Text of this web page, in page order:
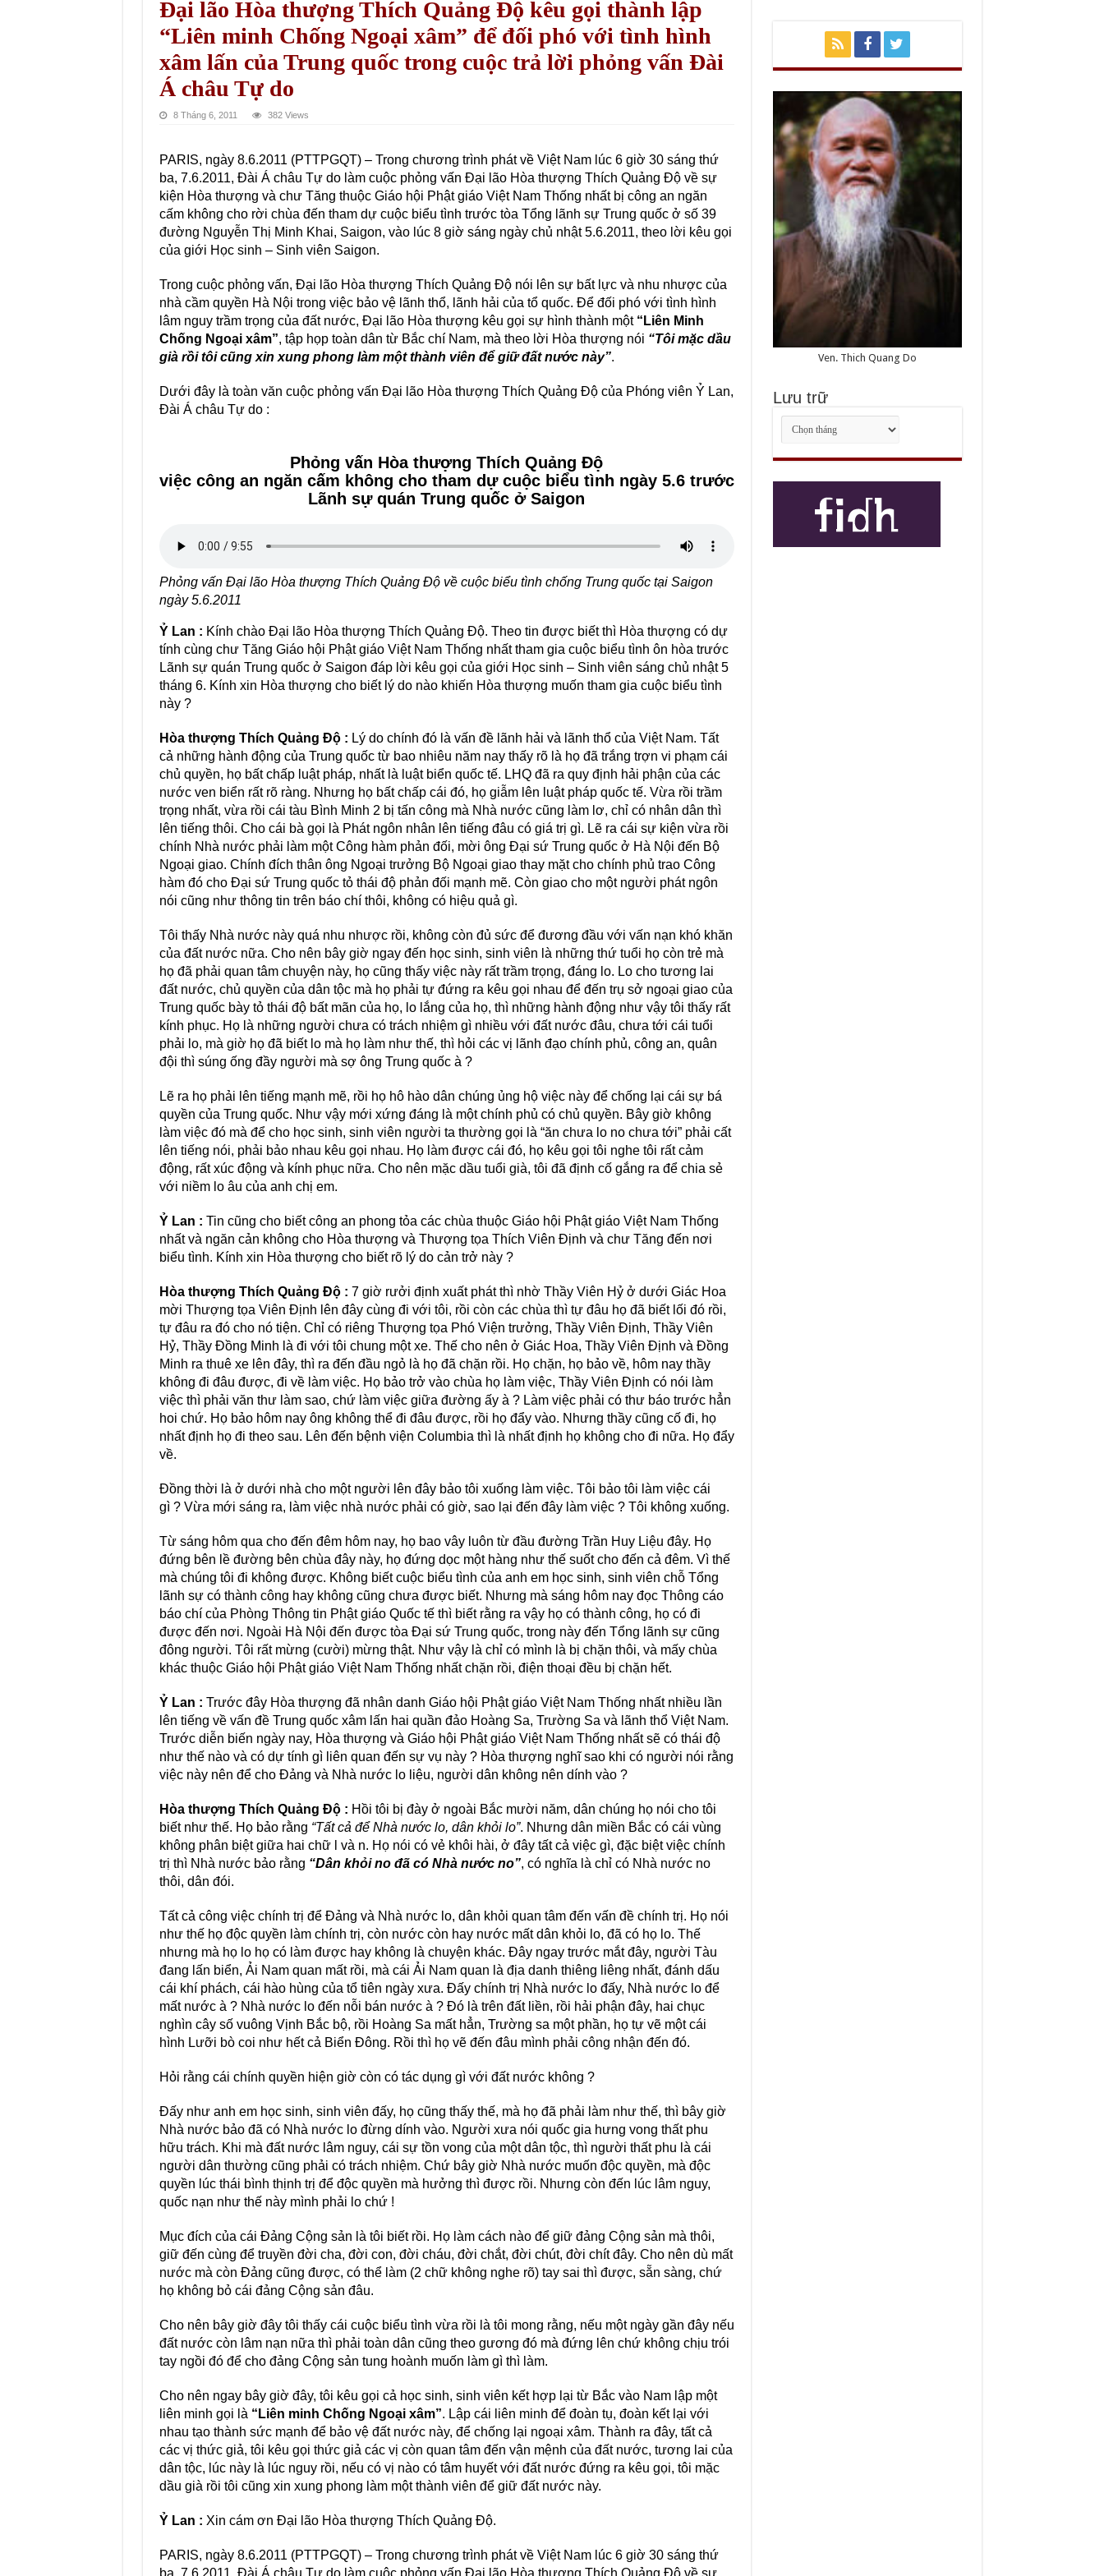
Đại lão Hòa thượng Thích Quảng Độ kêu gọi thành lập
“Liên minh Chống Ngoại xâm” để đối phó với tình hình
xâm lấn của Trung quốc trong cuộc trả lời phỏng vấn Đài
Á châu Tự do
8 Tháng 6, 2011 382 Views
PARIS, ngày 8.6.2011 (PTTPGQT) – Trong chương trình phát về Việt Nam lúc 6 giờ 30 sáng thứ
ba, 7.6.2011, Đài Á châu Tự do làm cuộc phỏng vấn Đại lão Hòa thượng Thích Quảng Độ về sự
kiện Hòa thượng và chư Tăng thuộc Giáo hội Phật giáo Việt Nam Thống nhất bị công an ngăn
cấm không cho rời chùa đến tham dự cuộc biểu tình trước tòa Tổng lãnh sự Trung quốc ở số 39
đường Nguyễn Thị Minh Khai, Saigon, vào lúc 8 giờ sáng ngày chủ nhật 5.6.2011, theo lời kêu gọi
của giới Học sinh – Sinh viên Saigon.
Trong cuộc phỏng vấn, Đại lão Hòa thượng Thích Quảng Độ nói lên sự bất lực và nhu nhược của
nhà cầm quyền Hà Nội trong việc bảo vệ lãnh thổ, lãnh hải của tổ quốc. Để đối phó với tình hình
lâm nguy trầm trọng của đất nước, Đại lão Hòa thượng kêu gọi sự hình thành một “Liên Minh
Chống Ngoại xâm”, tập họp toàn dân từ Bắc chí Nam, mà theo lời Hòa thượng nói “Tôi mặc dầu
già rồi tôi cũng xin xung phong làm một thành viên để giữ đất nước này”.
Dưới đây là toàn văn cuộc phỏng vấn Đại lão Hòa thượng Thích Quảng Độ của Phóng viên Ỷ Lan,
Đài Á châu Tự do :
Phỏng vấn Hòa thượng Thích Quảng Độ
việc công an ngăn cấm không cho tham dự cuộc biểu tình ngày 5.6 trước
Lãnh sự quán Trung quốc ở Saigon
Phỏng vấn Đại lão Hòa thượng Thích Quảng Độ về cuộc biểu tình chống Trung quốc tại Saigon
ngày 5.6.2011
Ỷ Lan : Kính chào Đại lão Hòa thượng Thích Quảng Độ. Theo tin được biết thì Hòa thượng có dự
tính cùng chư Tăng Giáo hội Phật giáo Việt Nam Thống nhất tham gia cuộc biểu tình ôn hòa trước
Lãnh sự quán Trung quốc ở Saigon đáp lời kêu gọi của giới Học sinh – Sinh viên sáng chủ nhật 5
tháng 6. Kính xin Hòa thượng cho biết lý do nào khiến Hòa thượng muốn tham gia cuộc biểu tình
này ?
Hòa thượng Thích Quảng Độ : Lý do chính đó là vấn đề lãnh hải và lãnh thổ của Việt Nam. Tất
cả những hành động của Trung quốc từ bao nhiêu năm nay thấy rõ là họ đã trắng trợn vi phạm cái
chủ quyền, họ bất chấp luật pháp, nhất là luật biển quốc tế. LHQ đã ra quy định hải phận của các
nước ven biển rất rõ ràng. Nhưng họ bất chấp cái đó, họ giẫm lên luật pháp quốc tế. Vừa rồi trầm
trọng nhất, vừa rồi cái tàu Bình Minh 2 bị tấn công mà Nhà nước cũng làm lơ, chỉ có nhân dân thì
lên tiếng thôi. Cho cái bà gọi là Phát ngôn nhân lên tiếng đâu có giá trị gì. Lẽ ra cái sự kiện vừa rồi
chính Nhà nước phải làm một Công hàm phản đối, mời ông Đại sứ Trung quốc ở Hà Nội đến Bộ
Ngoại giao. Chính đích thân ông Ngoại trưởng Bộ Ngoại giao thay mặt cho chính phủ trao Công
hàm đó cho Đại sứ Trung quốc tỏ thái độ phản đối mạnh mẽ. Còn giao cho một người phát ngôn
nói cũng như thông tin trên báo chí thôi, không có hiệu quả gì.
Tôi thấy Nhà nước này quá nhu nhược rồi, không còn đủ sức để đương đầu với vấn nạn khó khăn
của đất nước nữa. Cho nên bây giờ ngay đến học sinh, sinh viên là những thứ tuổi họ còn trẻ mà
họ đã phải quan tâm chuyện này, họ cũng thấy việc này rất trầm trọng, đáng lo. Lo cho tương lai
đất nước, chủ quyền của dân tộc mà họ phải tự đứng ra kêu gọi nhau để đến trụ sở ngoại giao của
Trung quốc bày tỏ thái độ bất mãn của họ, lo lắng của họ, thì những hành động như vậy tôi thấy rất
kính phục. Họ là những người chưa có trách nhiệm gì nhiều với đất nước đâu, chưa tới cái tuổi
phải lo, mà giờ họ đã biết lo mà họ làm như thế, thì hỏi các vị lãnh đạo chính phủ, công an, quân
đội thì súng ống đầy người mà sợ ông Trung quốc à ?
Lẽ ra họ phải lên tiếng mạnh mẽ, rồi họ hô hào dân chúng ủng hộ việc này để chống lại cái sự bá
quyền của Trung quốc. Như vậy mới xứng đáng là một chính phủ có chủ quyền. Bây giờ không
làm việc đó mà để cho học sinh, sinh viên người ta thường gọi là “ăn chưa lo no chưa tới” phải cất
lên tiếng nói, phải bảo nhau kêu gọi nhau. Họ làm được cái đó, họ kêu gọi tôi nghe tôi rất cảm
động, rất xúc động và kính phục nữa. Cho nên mặc dầu tuổi già, tôi đã định cố gắng ra để chia sẻ
với niềm lo âu của anh chị em.
Ỷ Lan : Tin cũng cho biết công an phong tỏa các chùa thuộc Giáo hội Phật giáo Việt Nam Thống
nhất và ngăn cản không cho Hòa thượng và Thượng tọa Thích Viên Định và chư Tăng đến nơi
biểu tình. Kính xin Hòa thượng cho biết rõ lý do cản trở này ?
Hòa thượng Thích Quảng Độ : 7 giờ rưởi định xuất phát thì nhờ Thầy Viên Hỷ ở dưới Giác Hoa
mời Thượng tọa Viên Định lên đây cùng đi với tôi, rồi còn các chùa thì tự đâu họ đã biết lối đó rồi,
tự đâu ra đó cho nó tiện. Chỉ có riêng Thượng tọa Phó Viện trưởng, Thầy Viên Định, Thầy Viên
Hỷ, Thầy Đồng Minh là đi với tôi chung một xe. Thế cho nên ở Giác Hoa, Thầy Viên Định và Đồng
Minh ra thuê xe lên đây, thì ra đến đầu ngỏ là họ đã chặn rồi. Họ chặn, họ bảo về, hôm nay thầy
không đi đâu được, đi về làm việc. Họ bảo trở vào chùa họ làm việc, Thầy Viên Định có nói làm
việc thì phải văn thư làm sao, chứ làm việc giữa đường ấy à ? Làm việc phải có thư báo trước hẳn
hoi chứ. Họ bảo hôm nay ông không thể đi đâu được, rồi họ đẩy vào. Nhưng thầy cũng cố đi, họ
nhất định họ đi theo sau. Lên đến bệnh viện Columbia thì là nhất định họ không cho đi nữa. Họ đẩy
về.
Đồng thời là ở dưới nhà cho một người lên đây bảo tôi xuống làm việc. Tôi bảo tôi làm việc cái
gì ? Vừa mới sáng ra, làm việc nhà nước phải có giờ, sao lại đến đây làm việc ? Tôi không xuống.
Từ sáng hôm qua cho đến đêm hôm nay, họ bao vây luôn từ đầu đường Trần Huy Liệu đây. Họ
đứng bên lề đường bên chùa đây này, họ đứng dọc một hàng như thế suốt cho đến cả đêm. Vì thế
mà chúng tôi đi không được. Không biết cuộc biểu tình của anh em học sinh, sinh viên chỗ Tổng
lãnh sự có thành công hay không cũng chưa được biết. Nhưng mà sáng hôm nay đọc Thông cáo
báo chí của Phòng Thông tin Phật giáo Quốc tế thì biết rằng ra vậy họ có thành công, họ có đi
được đến nơi. Ngoài Hà Nội đến được tòa Đại sứ Trung quốc, trong này đến Tổng lãnh sự cũng
đông người. Tôi rất mừng (cười) mừng thật. Như vậy là chỉ có mình là bị chặn thôi, và mấy chùa
khác thuộc Giáo hội Phật giáo Việt Nam Thống nhất chặn rồi, điện thoại đều bị chặn hết.
Ỷ Lan : Trước đây Hòa thượng đã nhân danh Giáo hội Phật giáo Việt Nam Thống nhất nhiều lần
lên tiếng về vấn đề Trung quốc xâm lấn hai quần đảo Hoàng Sa, Trường Sa và lãnh thổ Việt Nam.
Trước diễn biến ngày nay, Hòa thượng và Giáo hội Phật giáo Việt Nam Thống nhất sẽ có thái độ
như thế nào và có dự tính gì liên quan đến sự vụ này ? Hòa thượng nghĩ sao khi có người nói rằng
việc này nên để cho Đảng và Nhà nước lo liệu, người dân không nên dính vào ?
Hòa thượng Thích Quảng Độ : Hồi tôi bị đày ở ngoài Bắc mười năm, dân chúng họ nói cho tôi
biết như thế. Họ bảo rằng “Tất cả để Nhà nước lo, dân khỏi lo”. Nhưng dân miền Bắc có cái vùng
không phân biệt giữa hai chữ l và n. Họ nói có vẻ khôi hài, ở đây tất cả việc gì, đặc biệt việc chính
trị thì Nhà nước bảo rằng “Dân khỏi no đã có Nhà nước no”, có nghĩa là chỉ có Nhà nước no
thôi, dân đói.
Tất cả công việc chính trị để Đảng và Nhà nước lo, dân khỏi quan tâm đến vấn đề chính trị. Họ nói
như thế họ độc quyền làm chính trị, còn nước còn hay nước mất dân khỏi lo, đã có họ lo. Thế
nhưng mà họ lo họ có làm được hay không là chuyện khác. Đây ngay trước mắt đây, người Tàu
đang lấn biển, Ải Nam quan mất rồi, mà cái Ải Nam quan là địa danh thiêng liêng nhất, đánh dấu
cái khí phách, cái hào hùng của tổ tiên ngày xưa. Đấy chính trị Nhà nước lo đấy, Nhà nước lo để
mất nước à ? Nhà nước lo đến nỗi bán nước à ? Đó là trên đất liền, rồi hải phận đây, hai chục
nghìn cây số vuông Vịnh Bắc bộ, rồi Hoàng Sa mất hẳn, Trường sa một phần, họ tự vẽ một cái
hình Lưỡi bò coi như hết cả Biển Đông. Rồi thì họ vẽ đến đâu mình phải công nhận đến đó.
Hỏi rằng cái chính quyền hiện giờ còn có tác dụng gì với đất nước không ?
Đấy như anh em học sinh, sinh viên đấy, họ cũng thấy thế, mà họ đã phải làm như thế, thì bây giờ
Nhà nước bảo đã có Nhà nước lo đừng dính vào. Người xưa nói quốc gia hưng vong thất phu
hữu trách. Khi mà đất nước lâm nguy, cái sự tồn vong của một dân tộc, thì người thất phu là cái
người dân thường cũng phải có trách nhiệm. Chứ bây giờ Nhà nước muốn độc quyền, mà độc
quyền lúc thái bình thịnh trị để độc quyền mà hưởng thì được rồi. Nhưng còn đến lúc lâm nguy,
quốc nạn như thế này mình phải lo chứ !
Mục đích của cái Đảng Cộng sản là tôi biết rồi. Họ làm cách nào để giữ đảng Cộng sản mà thôi,
giữ đến cùng để truyền đời cha, đời con, đời cháu, đời chắt, đời chút, đời chít đây. Cho nên dù mất
nước mà còn Đảng cũng được, có thể làm (2 chữ không nghe rõ) tay sai thì được, sẵn sàng, chứ
họ không bỏ cái đảng Cộng sản đâu.
Cho nên bây giờ đây tôi thấy cái cuộc biểu tình vừa rồi là tôi mong rằng, nếu một ngày gần đây nếu
đất nước còn lâm nạn nữa thì phải toàn dân cũng theo gương đó mà đứng lên chứ không chịu trói
tay ngồi đó để cho đảng Cộng sản tung hoành muốn làm gì thì làm.
Cho nên ngay bây giờ đây, tôi kêu gọi cả học sinh, sinh viên kết hợp lại từ Bắc vào Nam lập một
liên minh gọi là “Liên minh Chống Ngoại xâm”. Lập cái liên minh để đoàn tụ, đoàn kết lại với
nhau tạo thành sức mạnh để bảo vệ đất nước này, để chống lại ngoại xâm. Thành ra đây, tất cả
các vị thức giả, tôi kêu gọi thức giả các vị còn quan tâm đến vận mệnh của đất nước, tương lai của
dân tộc, lúc này là lúc nguy rồi, nếu có vị nào có tâm huyết với đất nước đứng ra kêu gọi, tôi mặc
dầu già rồi tôi cũng xin xung phong làm một thành viên để giữ đất nước này.
Ỷ Lan : Xin cám ơn Đại lão Hòa thượng Thích Quảng Độ.
PARIS, ngày 8.6.2011 (PTTPGQT) – Trong chương trình phát về Việt Nam lúc 6 giờ 30 sáng thứ
ba, 7.6.2011, Đài Á châu Tự do làm cuộc phỏng vấn Đại lão Hòa thượng Thích Quảng Độ về sự
Ven. Thich Quang Do
Lưu trữ
Lưu
trữ